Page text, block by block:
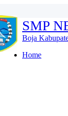
SMP
Boja
Home